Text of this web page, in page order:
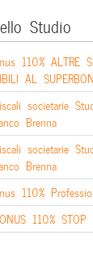
Studio
110% ALTRE
AL
societarie
Brenna
societarie
Brenna
110%
110% STOP